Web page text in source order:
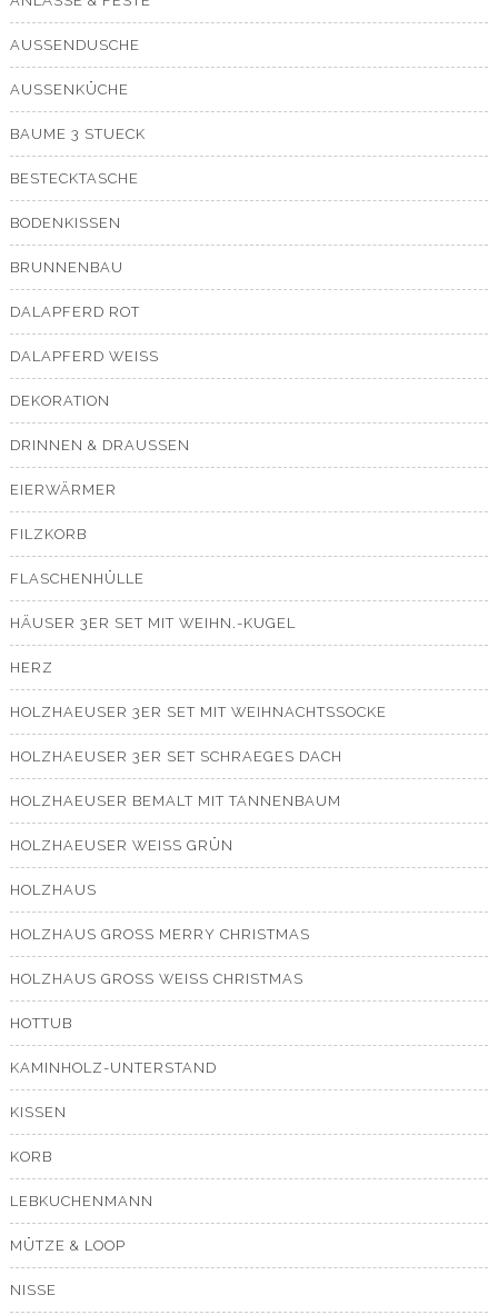
AUSSENDUSCHE
AUSSENKÜCHE
BAUME 3 STUECK
BESTECKTASCHE
BODENKISSEN
BRUNNENBAU
DALAPFERD ROT
DALAPFERD WEISS
DEKORATION
DRINNEN & DRAUSSEN
EIERWÄRMER
FILZKORB
FLASCHENHÜLLE
HÄUSER 3ER SET MIT WEIHN.-KUGEL
HERZ
HOLZHAEUSER 3ER SET MIT WEIHNACHTSSOCKE
HOLZHAEUSER 3ER SET SCHRAEGES DACH
HOLZHAEUSER BEMALT MIT TANNENBAUM
HOLZHAEUSER WEISS GRÜN
HOLZHAUS
HOLZHAUS GROSS MERRY CHRISTMAS
HOLZHAUS GROSS WEISS CHRISTMAS
HOTTUB
KAMINHOLZ-UNTERSTAND
KISSEN
KORB
LEBKUCHENMANN
MÜTZE & LOOP
NISSE